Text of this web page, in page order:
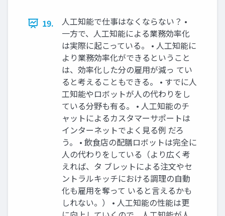
19.
人工知能で仕事はなくならない？ •
一方で、人工知能による業務効率化
は実際に起こっている。 • 人工知能に
より業務効率化ができるということ
は、効率化した分の雇用が減っ てい
ると考えることもできる。 • すでに人
工知能やロボットが人の代わりをし
ている分野も有る。 • 人工知能のチ
ャットによるカスタマーサポートは
インターネットでよく見る例 だろ
う。 • 飲食店の配膳ロボットは完全に
人の代わりをしている（より広く考
えれば、タ ブレットによる注文やセ
ントラルキッチにおける調理の自動
化も雇用を奪って いると言えるかも
しれない。） • 人工知能の性能は更